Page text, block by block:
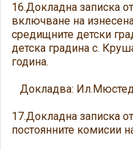
16.Докладна записка
включване на
средищните детски
детска градина с.
година.
Докладва:
17.Докладна записка
постоянните комисии